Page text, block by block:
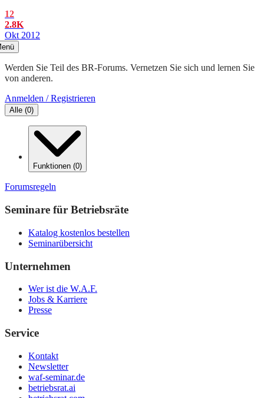
12
2.8K
Okt 2012
Werden Sie Teil des BR-Forums. Vernetzen Sie sich und lernen Sie
von anderen.
Anmelden / Registrieren
Alle (0)
Funktionen (0)
Forumsregeln
Seminare für Betriebsräte
Katalog kostenlos bestellen
Seminarübersicht
Unternehmen
Wer ist die W.A.F.
Jobs & Karriere
Presse
Service
Kontakt
Newsletter
waf-seminar.de
betriebsrat.ai